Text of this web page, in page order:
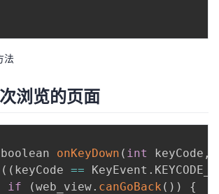
法
浏览的页面
onKeyDown ( int keyCode ,
( ( keyCode == KeyEvent .
if
(web_view. canGoBack ( ) )
{